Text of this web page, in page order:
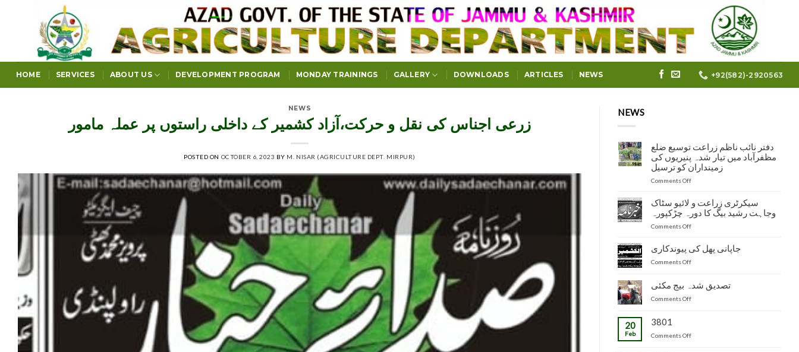
HOME SERVICES ABOUT US DEVELOPMENT PROGRAM MONDAY TRAININGS GALLERY DOWNLOADS ARTICLES NEWS +92(582)-2920563
NEWS
زرعی اجناس کی نقل و حرکت،آزاد کشمیر کے داخلی راستوں پر عملہ مامور
POSTED ON OCTOBER 6, 2023 BY M. NISAR (AGRICULTURE DEPT. MIRPUR)
NEWS
دفتر نائب ناظم زراعت توسیع ضلع
مظفرآباد میں تیار شدہ پنیریوں کی
زمینداران کو ترسیل
Comments Offon
ناظم
زراعت
توسیع
مظفرآباد
پنیریوں
سیکرٹری زراعت و لائیو سٹاک
وجاہت رشید بیگ کا دورہ چڑکپورہ
Comments Offon
زراعت
و
لائیو
وجاہت
جاپانی پھل کی پیوندکاری
Comments Offon
کی
پیوندکاری
تصدیق شدہ بیج مکئی
Comments Offon
مکئی
20
Feb
3801
Comments Offon